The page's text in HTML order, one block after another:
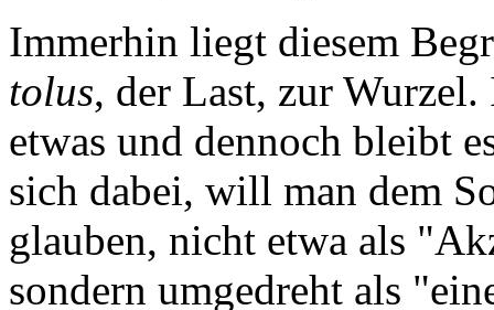
Immerhin liegt diesem
tolus, der Last, zur
etwas und dennoch bleibt
sich dabei, will man dem
glauben, nicht etwa als
sondern umgedreht als